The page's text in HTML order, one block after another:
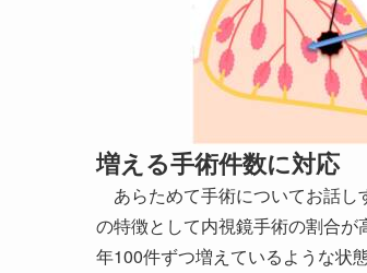
増える手術件数に対応
あらためて手術についてお話し
の特徴として内視鏡手術の割合
年100件ずつ増えているような状